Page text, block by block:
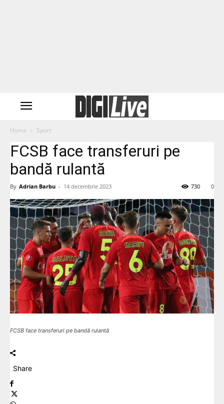
Home Sport
FCSB face transferuri pe
bandă rulantă
By Adrian Barbu - 14 decembrie 2023 0
730
FCSB face transferuri pe bandă rulantă
Share